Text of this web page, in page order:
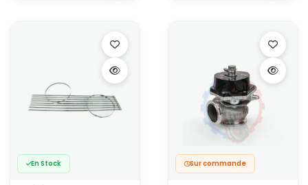
En Stock Sur commande